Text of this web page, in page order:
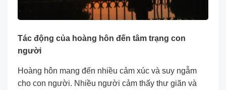
Tác động của hoàng hôn đến tâm trạng con
người
Hoàng hôn mang đến nhiều cảm xúc và suy ngẫm
cho con người. Nhiều người cảm thấy thư giãn và